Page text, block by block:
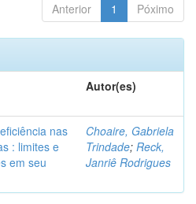
Anterior 1 Póximo
Autor(es)
nas
: limites e
em seu
Choaire, Gabriela
Trindade; Reck,
Janriê Rodrigues